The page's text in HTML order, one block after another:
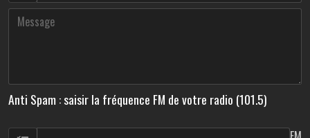
Anti Spam : saisir la fréquence FM de votre radio (101.5)